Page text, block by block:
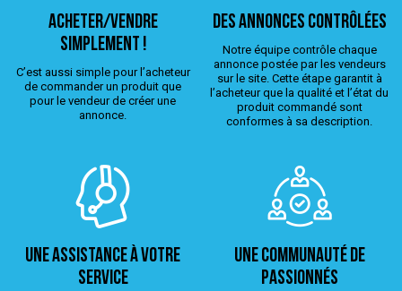
ACHETER/VENDRE
simplement !
C’est aussi simple pour l’acheteur
de commander un produit que
pour le vendeur de créer une
annonce.
Des annonces contrôlées
Notre équipe contrôle chaque
annonce postée par les vendeurs
sur le site. Cette étape garantit à
l’acheteur que la qualité et l’état du
produit commandé sont
conformes à sa description.
Une assistance à votre
service
Une Communauté de
passionnés